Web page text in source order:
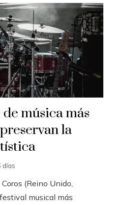
música más
la
días
(Reino Unido,
musical más